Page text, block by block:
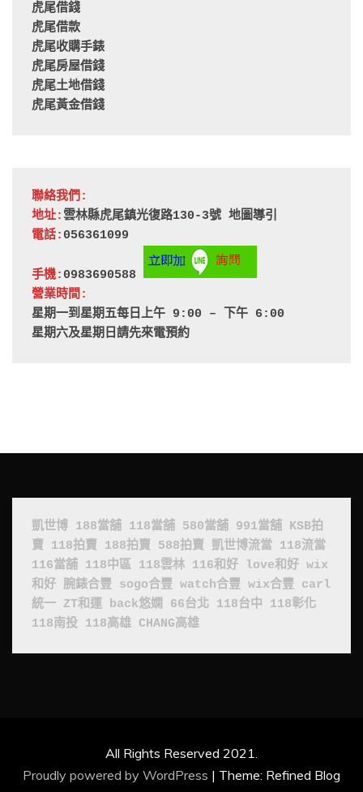
虎尾借錢
虎尾借款
虎尾收購手錶
虎尾房屋借錢
虎尾土地借錢
虎尾黃金借錢
聯絡我們:
地址:雲林縣虎尾鎮光復路130-3號 地圖導引
電話: 056361099
手機: 0983690588
營業時間:
星期一到星期五每日上午 9:00 – 下午 6:00
星期六及星期日請先來電預約
凱世博 188當舖 118當舖 580當舖 991當舖 KSB拍
賣
118拍賣 188拍賣 588拍賣 凱世博流當 118流當
116當舖 118中區 118雲林 116和好 love和好 wix
和好
腕錶合豐 sogo合豐 watch合豐 wix合豐 carl
統一 ZT和運 back悠嫻 66台北 118台中
118彰化
118南投 118高雄 CHANG高雄
All Rights Reserved 2021.
Proudly powered by WordPress | Theme: Refined Blog